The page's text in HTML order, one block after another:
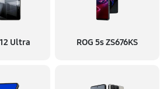
Ultra ROG 5s ZS676KS